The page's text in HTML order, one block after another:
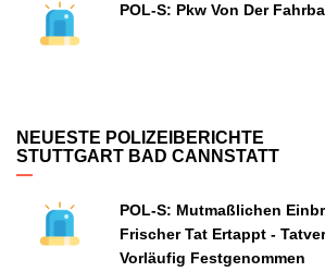
POL-S: Pkw Von Der
NEUESTE POLIZEIBERICHTE
STUTTGART BAD CANNSTATT
POL-S: Mutmaßlichen
Frischer Tat Ertappt -
Vorläufig Festgenommen